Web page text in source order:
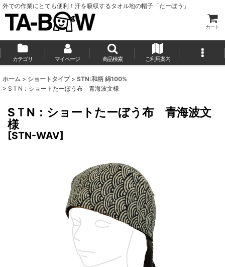
外での作業にとても便利！汗を吸収するタオル地の帽子「たーぼう」
カート
カテゴリ マイページ 商品検索 ご利用案内
ホーム > ショートタイプ > STN:和柄 綿100%
> SＴN：ショートたーぼう布 青海波文様
SＴN：ショートたーぼう布 青海波文
様
[STN-WAV]